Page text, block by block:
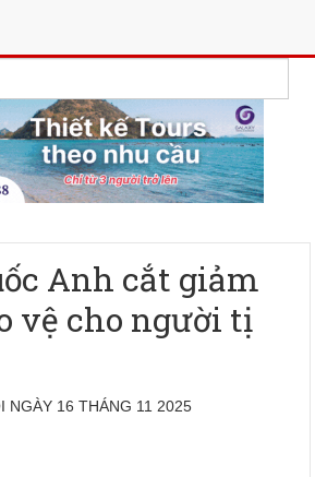
Anh cắt giảm
vệ cho người tị
NGÀY 16 THÁNG 11 2025